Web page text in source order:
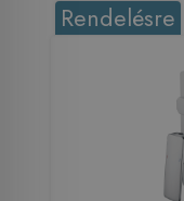
Rendelésre